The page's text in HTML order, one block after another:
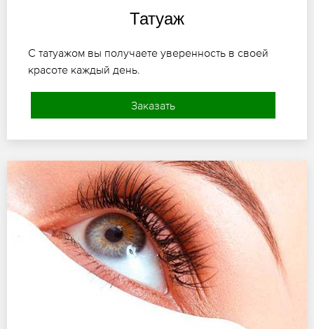
Татуаж
С татуажом вы получаете уверенность в своей
красоте каждый день.
Заказать